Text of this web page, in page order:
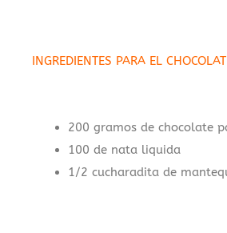
INGREDIENTES PARA EL
200 gramos de chocolate
100 de nata liquida
1/2 cucharadita de